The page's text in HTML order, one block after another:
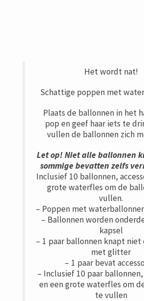
Het wordt nat!
Schattige poppen met
Plaats de ballonnen in het
pop en geef haar iets te
vullen de ballonnen zich
Let op! Niet alle ballonnen
sommige bevatten zelfs
Inclusief 10 ballonnen,
grote waterfles om de
vullen.
– Poppen met
– Ballonnen worden
kapsel
– 1 paar ballonnen knapt niet
met glitter
– 1 paar bevat
– Inclusief 10 paar ballonnen,
en een grote waterfles om
te vullen